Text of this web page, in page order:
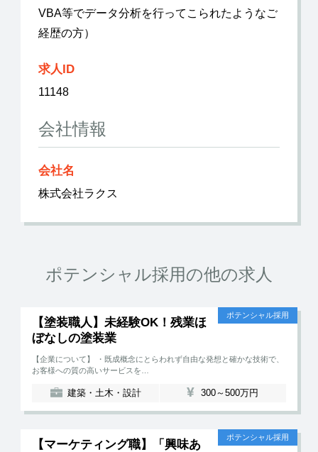
VBA等でデータ分析を行ってこられたようなご
経歴の方）
求人ID
11148
会社情報
会社名
株式会社ラクス
ポテンシャル採用の他の求人
ポテンシャル採用
【塗装職人】未経験OK！残業ほ
ぼなしの塗装業
【企業について】 ・既成概念にとらわれず自由な発想と確かな技術で、
お客様への質の高いサービスを…
建築・土木・設計 300～500万円
ポテンシャル採用
【マーケティング職】「興味あ